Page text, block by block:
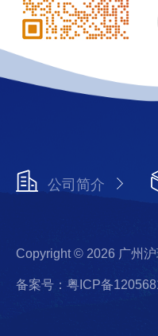
公司简介
Copyright © 2026 广州
备案号：粤ICP备